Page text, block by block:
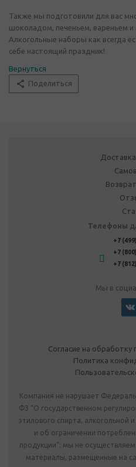
Также мы подготовили для вас
шоколадом, печеньем, вареньем
Алкогольные наборы как всегда
себе настоящий праздник!
Вернуться
Поделиться
Телефоны
+7
+7
+7
Мы в
Согласие на
Политика
Компания не нарушает
ФЗ "О государственном
этилового спирта, алкогольной
и об ограничении
продукции": мы не
материалы, размещенные на